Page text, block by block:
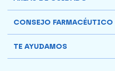
CONSEJO FARMACÉUTICO
TE AYUDAMOS